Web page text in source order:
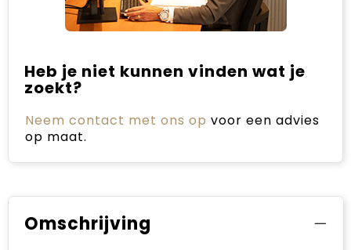
Heb je niet kunnen vinden wat je
zoekt?
Neem contact met ons op voor een advies
op maat.
Omschrijving